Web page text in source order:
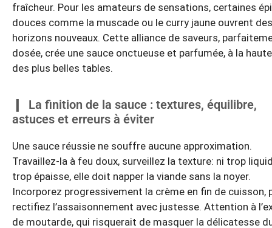
fraîcheur. Pour les amateurs de sensations, certaines
douces comme la muscade ou le curry jaune ouvrent des
horizons nouveaux. Cette alliance de saveurs,
dosée, crée une sauce onctueuse et parfumée, à la
des plus belles tables.
La finition de la sauce : textures, équilibre,
astuces et erreurs à éviter
Une sauce réussie ne souffre aucune approximation.
Travaillez-la à feu doux, surveillez la texture: ni trop
trop épaisse, elle doit napper la viande sans la noyer.
Incorporez progressivement la crème en fin de cuisson,
rectifiez l’assaisonnement avec justesse. Attention à
de moutarde, qui risquerait de masquer la délicatesse